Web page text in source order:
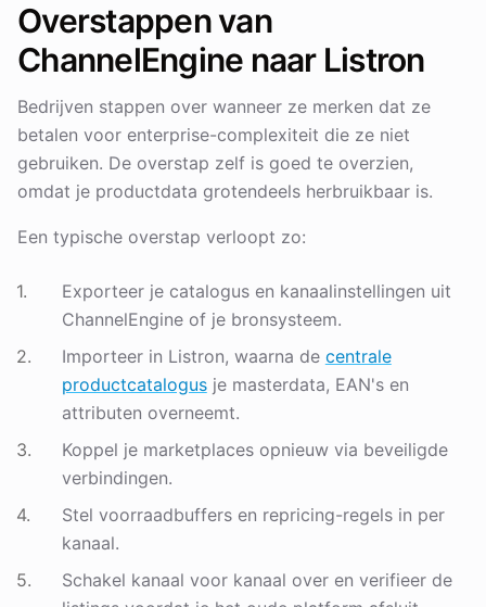
Overstappen van
ChannelEngine naar Listron
Bedrijven stappen over wanneer ze merken dat ze
betalen voor enterprise-complexiteit die ze niet
gebruiken. De overstap zelf is goed te overzien,
omdat je productdata grotendeels herbruikbaar is.
Een typische overstap verloopt zo:
Exporteer je catalogus en kanaalinstellingen uit
ChannelEngine of je bronsysteem.
Importeer in Listron, waarna de centrale
productcatalogusje masterdata, EAN's en
attributen overneemt.
Koppel je marketplaces opnieuw via beveiligde
verbindingen.
Stel voorraadbuffers en repricing-regels in per
kanaal.
Schakel kanaal voor kanaal over en verifieer de